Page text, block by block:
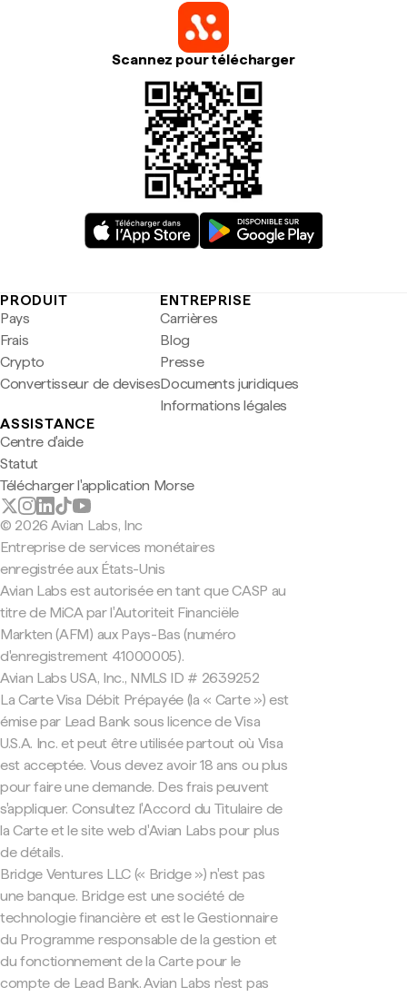
Scannez pour télécharger
PRODUIT
Pays
Frais
Crypto
Convertisseur de devises
ENTREPRISE
Carrières
Blog
Presse
Documents juridiques
Informations légales
ASSISTANCE
Centre d'aide
Statut
Télécharger l'application Morse
© 2026 Avian Labs, Inc
Entreprise de services monétaires
enregistrée aux États-Unis
Avian Labs est autorisée en tant que CASP au
titre de MiCA par l'Autoriteit Financiële
Markten (AFM) aux Pays-Bas (numéro
d'enregistrement 41000005).
Avian Labs USA, Inc., NMLS ID # 2639252
La Carte Visa Débit Prépayée (la « Carte ») est
émise par Lead Bank sous licence de Visa
U.S.A. Inc. et peut être utilisée partout où Visa
est acceptée. Vous devez avoir 18 ans ou plus
pour faire une demande. Des frais peuvent
s'appliquer. Consultez l'Accord du Titulaire de
la Carte et le site web d'Avian Labs pour plus
de détails.
Bridge Ventures LLC (« Bridge ») n'est pas
une banque. Bridge est une société de
technologie financière et est le Gestionnaire
du Programme responsable de la gestion et
du fonctionnement de la Carte pour le
compte de Lead Bank. Avian Labs n'est pas